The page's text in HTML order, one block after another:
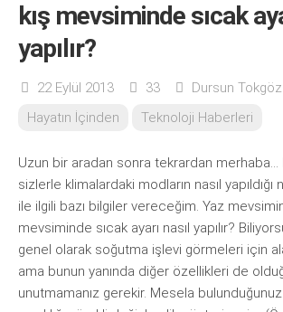
kış mevsiminde sıcak
yapılır?
22 Eylül 2013 33 Dursun Tokgöz
Hayatın İçinden
Teknoloji Haberleri
Uzun bir aradan sonra tekrardan merhaba…
sizlerle klimalardaki modların nasıl
ile ilgili bazı bilgiler vereceğim. Yaz
mevsiminde sıcak ayarı nasıl yapılır?
genel olarak soğutma işlevi görmeleri için
ama bunun yanında diğer özellikleri de
unutmamanız gerekir. Mesela